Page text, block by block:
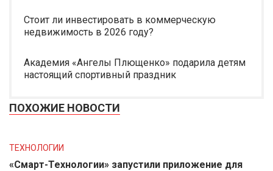
Стоит ли инвестировать в коммерческую
недвижимость в 2026 году?
Академия «Ангелы Плющенко» подарила детям
настоящий спортивный праздник
ПОХОЖИЕ НОВОСТИ
ТЕХНОЛОГИИ
«Смарт-Технологии» запустили приложение для